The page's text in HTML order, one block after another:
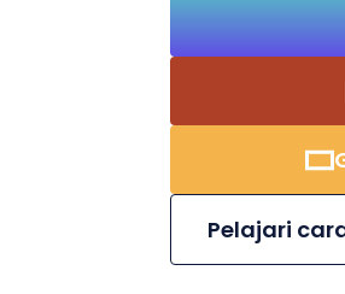
Pelajari